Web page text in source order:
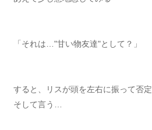
「それは…"甘い物友達"として？」
すると、リスが頭を左右に振って否定
そして言う…